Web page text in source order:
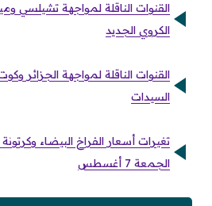
القنوات الناقلة لمواجهة تشيلسي
الكروي الجديد
القنوات الناقلة لمواجهة الجزائر
السيدات
تغيرات أسعار الفراخ البيضاء
الجمعة 7 أغسطس